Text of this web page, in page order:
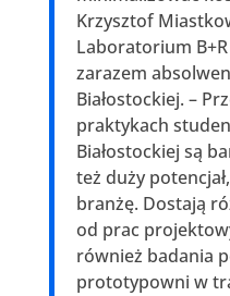
Krzysztof
Laboratorium B+R
zarazem
Białostockiej. –
praktykach
Białostockiej są
też duży
branżę. Dostają
od prac
również badania
prototypowni w